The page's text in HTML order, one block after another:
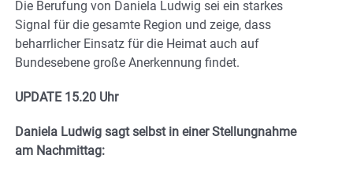
Die Berufung von Daniela Ludwig sei ein starkes
Signal für die gesamte Region und zeige, dass
beharrlicher Einsatz für die Heimat auch auf
Bundesebene große Anerkennung findet.
UPDATE 15.20 Uhr
Daniela Ludwig sagt selbst in einer Stellungnahme
am Nachmittag: